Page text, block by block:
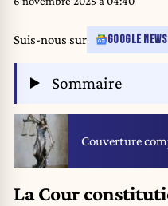
Suis-nous sur GOOGLE NEWS
Sommaire
Couverture
La Cour